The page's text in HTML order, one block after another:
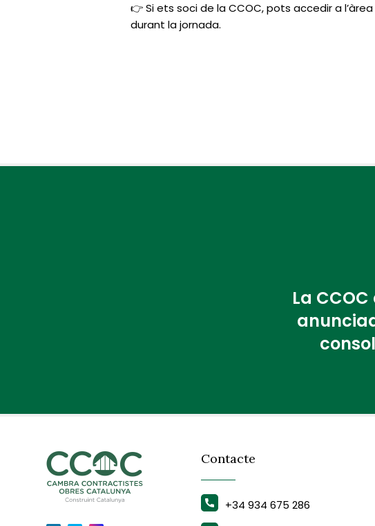
👉 Si ets soci de la CCOC, pots accedir a
durant la jornada.
La
Contacte
+34 934 675 286